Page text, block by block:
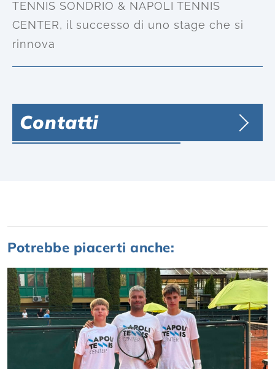
TENNIS SONDRIO & NAPOLI TENNIS
CENTER, il successo di uno stage che si
rinnova
Contatti
Potrebbe piacerti anche: